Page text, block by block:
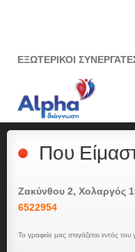
ΕΞΩΤΕΡΙΚΟΙ
Που
Ζακύνθου 2, Χολαργός
6522954
Το γραφείο μας στεγάζεται εντός